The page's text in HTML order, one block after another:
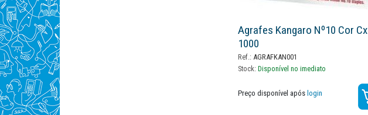
Agrafes Kangaro Nº10 Cor Cx
1000
Ref.:AGRAFKAN001
Stock: Disponível no imediato
Preço disponível após login